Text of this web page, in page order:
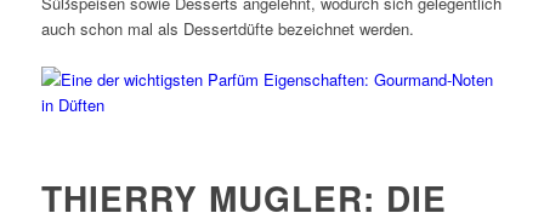
auch schon mal als Dessertdüfte bezeichnet werden.
THIERRY MUGLER: DIE